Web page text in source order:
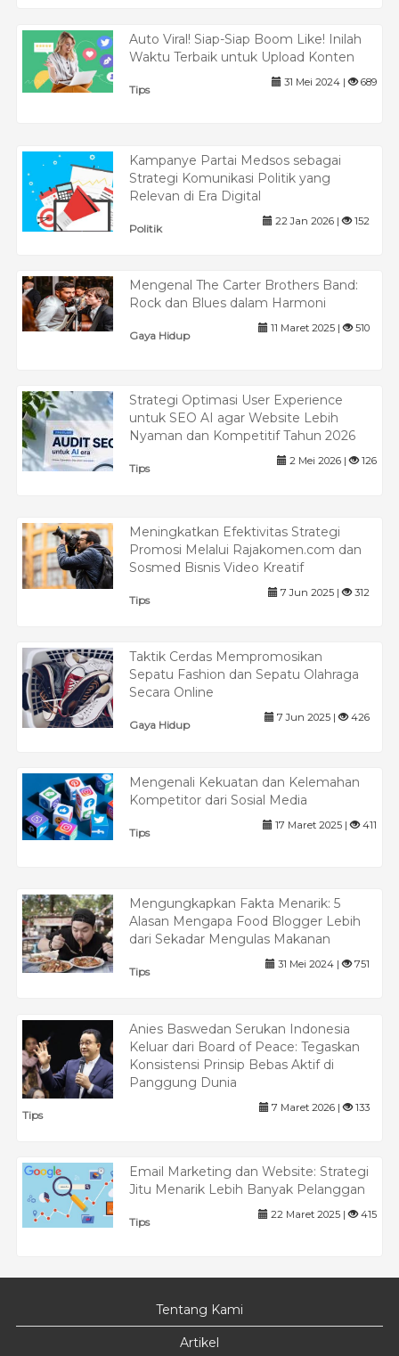
Auto Viral! Siap-Siap Boom Like! Inilah
Waktu Terbaik untuk Upload Konten
Tips
31 Mei 2024 | 689
Kampanye Partai Medsos sebagai
Strategi Komunikasi Politik yang
Relevan di Era Digital
Politik
22 Jan 2026 | 152
Mengenal The Carter Brothers Band:
Rock dan Blues dalam Harmoni
Gaya Hidup
11 Maret 2025 | 510
Strategi Optimasi User Experience
untuk SEO AI agar Website Lebih
Nyaman dan Kompetitif Tahun 2026
Tips
2 Mei 2026 | 126
Meningkatkan Efektivitas Strategi
Promosi Melalui Rajakomen.com dan
Sosmed Bisnis Video Kreatif
Tips
7 Jun 2025 | 312
Taktik Cerdas Mempromosikan
Sepatu Fashion dan Sepatu Olahraga
Secara Online
Gaya Hidup
7 Jun 2025 | 426
Mengenali Kekuatan dan Kelemahan
Kompetitor dari Sosial Media
Tips
17 Maret 2025 | 411
Mengungkapkan Fakta Menarik: 5
Alasan Mengapa Food Blogger Lebih
dari Sekadar Mengulas Makanan
Tips
31 Mei 2024 | 751
Anies Baswedan Serukan Indonesia
Keluar dari Board of Peace: Tegaskan
Konsistensi Prinsip Bebas Aktif di
Panggung Dunia
Tips
7 Maret 2026 | 133
Email Marketing dan Website: Strategi
Jitu Menarik Lebih Banyak Pelanggan
Tips
22 Maret 2025 | 415
Tentang Kami
Artikel